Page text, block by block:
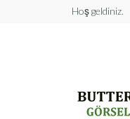
Hoş geldiniz.